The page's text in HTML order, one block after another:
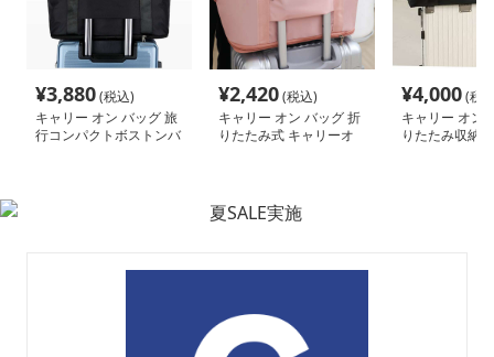
¥3,880(税込)
キャリー オン バッグ 旅
行コンパクトボストンバ
¥2,420(税込)
キャリー オン バッグ 折
りたたみ式 キャリーオ
¥4,000(税
キャリー オン
りたたみ収納